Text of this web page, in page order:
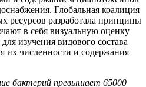
Глобальная коалиция
ресурсов разработала принципы
в себя визуальную оценку
изучения видового состава
их численности и содержания
бактерий превышает 65000